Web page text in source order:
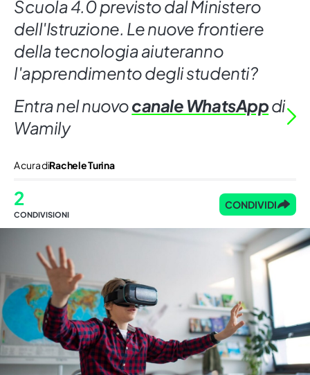
Scuola 4.0 previsto dal Ministero
dell'Istruzione. Le nuove frontiere
della tecnologia aiuteranno
l'apprendimento degli studenti?
Entra nel nuovocanale WhatsAppdi
Wamily
A cura diRachele Turina
2
CONDIVISIONI
CONDIVIDI